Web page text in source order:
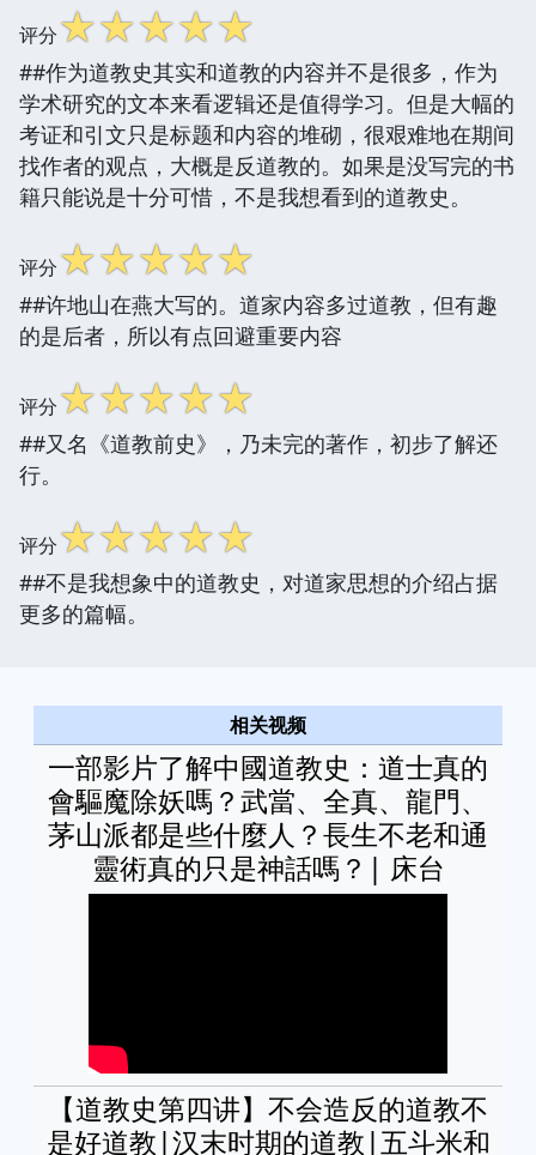
评分☆☆☆☆☆
##作为道教史其实和道教的内容并不是很多，作为
学术研究的文本来看逻辑还是值得学习。但是大幅的
考证和引文只是标题和内容的堆砌，很艰难地在期间
找作者的观点，大概是反道教的。如果是没写完的书
籍只能说是十分可惜，不是我想看到的道教史。
评分☆☆☆☆☆
##许地山在燕大写的。道家内容多过道教，但有趣
的是后者，所以有点回避重要内容
评分☆☆☆☆☆
##又名《道教前史》，乃未完的著作，初步了解还
行。
评分☆☆☆☆☆
##不是我想象中的道教史，对道家思想的介绍占据
更多的篇幅。
相关视频
一部影片了解中國道教史：道士真的
會驅魔除妖嗎？武當、全真、龍門、
茅山派都是些什麼人？長生不老和通
靈術真的只是神話嗎？| 床台
【道教史第四讲】不会造反的道教不
是好道教|汉末时期的道教|五斗米和